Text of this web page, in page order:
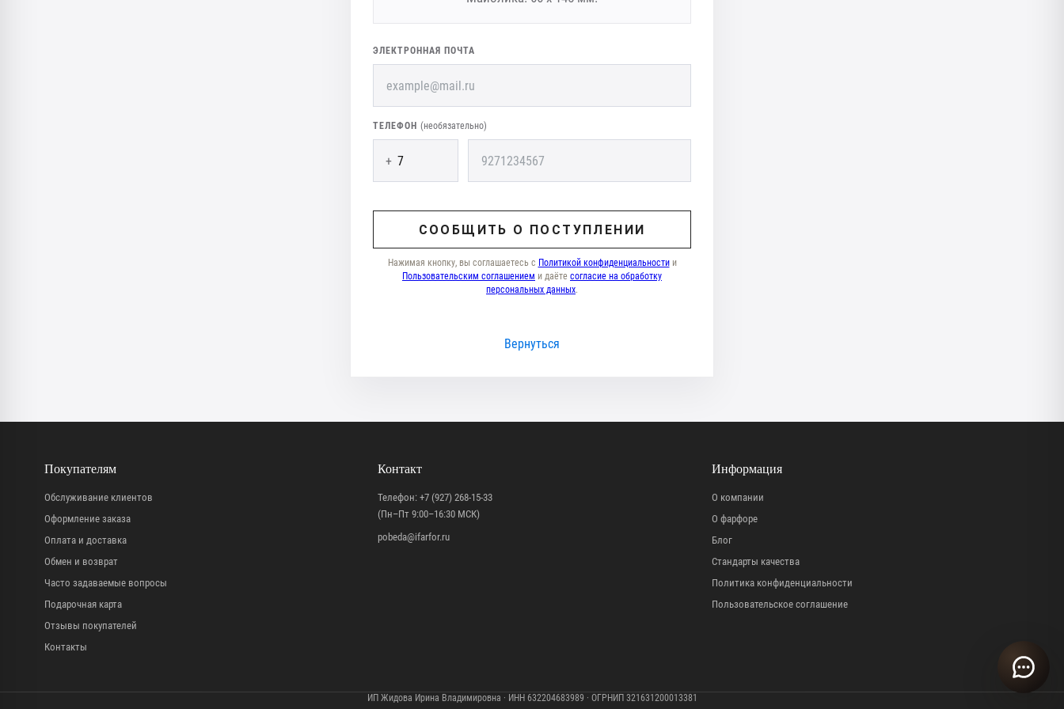
ЭЛЕКТРОННАЯ ПОЧТА
ТЕЛЕФОН (необязательно)
+
СООБЩИТЬ О ПОСТУПЛЕНИИ
Нажимая кнопку, вы соглашаетесь с Политикой конфиденциальностии
Пользовательским соглашением и даёте согласие на обработку
персональных данных.
Вернуться
Покупателям
Обслуживание клиентов
Оформление заказа
Оплата и доставка
Обмен и возврат
Часто задаваемые вопросы
Подарочная карта
Отзывы покупателей
Контакты
Контакт
Телефон:+7 (927) 268-15-33
(Пн–Пт 9:00–16:30 МСК)
pobeda@ifarfor.ru
Информация
О компании
О фарфоре
Блог
Стандарты качества
Политика конфиденциальности
Пользовательское соглашение
ИП Жидова Ирина Владимировна · ИНН 632204683989 · ОГРНИП 321631200013381